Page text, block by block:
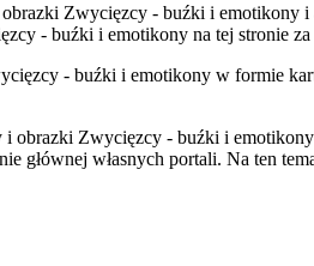
Zwycięzcy - buźki i
- buźki i emotikony na tej stronie
- buźki i emotikony w formie
Zwycięzcy - buźki i
głównej własnych portali. Na ten